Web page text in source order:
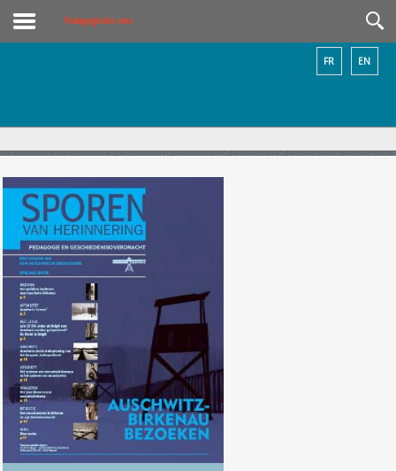
Pedagogische sets
EN
FR
Sporen van herinnering:
Auschwitz-Birkenau bezoeken